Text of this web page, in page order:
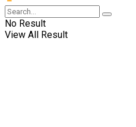
No Result
View All Result